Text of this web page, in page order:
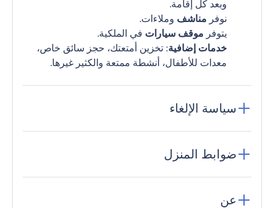
وبعد كل إقامة.
نوفر مناشف وملاءات.
يتوفر موقف سيارات في الملكية.
خدمات إضافية: تخزين أمتعتك، حجز سائق خاص،
معدات للأطفال، أنشطة ممتعة والكثير غيرها.
سياسة الإلغاء
ضوابط المنزل
عن